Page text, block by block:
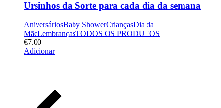
Ursinhos da Sorte para cada dia da semana
AniversáriosBaby ShowerCriançasDia da
MãeLembrançasTODOS OS PRODUTOS
€7.00
Adicionar